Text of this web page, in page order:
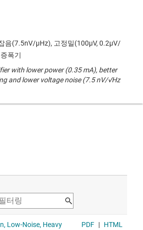
음(7.5nV/µHz), 고정밀(100µV, 0.2µV/
폭기
with lower power (0.35 mA), better
and lower voltage noise (7.5 nV/√Hz